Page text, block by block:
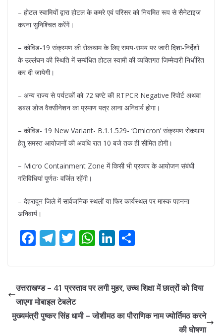
– होटल स्वामियों द्वारा होटल के कमरे एवं परिसर को नियमित रूप से सैनेटाइज
करना सुनिश्चित करेंगें।
– कोविड-19 संक्रमण की रोकथाम के लिए समय-समय पर जारी दिशा-निर्देशों
के उल्लंघन की स्थिति में सम्बंधित होटल स्वामी की व्यक्तिगत जिम्मेदारी निर्धारित
कर दी जायेगी।
– अन्य राज्य से पर्यटकों को 72 घण्टे की RTPCR Negative रिपोर्ट अथवा
डबल डोज वैक्सीनेशन का प्रमाण पत्र लाना अनिवार्य होगा।
– कोविड- 19 New Variant- B.1.1.529- ‘Omicron’ संक्रमण रोकथाम
हेतु समस्त आयोजनों की अवधि रात 10 बजे तक ही सीमित होगी।
– Micro Containment Zone में किसी भी प्रकार के आयोजन संबंधी
गतिविधियां पूर्णतः वर्जित रहेंगी।
– देहरादून जिले में सार्वजनिक स्थलों या फिर कार्यस्थल पर मास्क पहनना
अनिवार्य।
F
b
o
o
T
gr
a
m
T
er
W
s
p
Li
e
n
e
उत्तराखण्ड – 41 प्रस्ताव पर लगी मुहर, उच्च शिक्षा में छात्रों को दिया
जाएगा मोबाइल टेबलेट
मुख्यमंत्री पुष्कर सिंह धामी – जोशीमठ का पौराणिक नाम ज्योर्तिमठ करने
की घोषणा